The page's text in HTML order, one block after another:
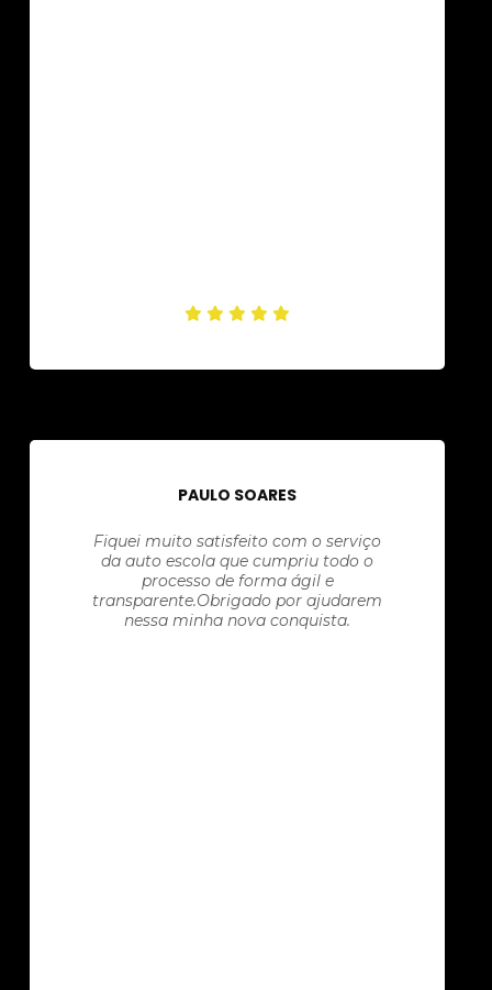
PAULO SOARES
Fiquei muito satisfeito com o serviço
da auto escola que cumpriu todo o
processo de forma ágil e
transparente.Obrigado por ajudarem
nessa minha nova conquista.